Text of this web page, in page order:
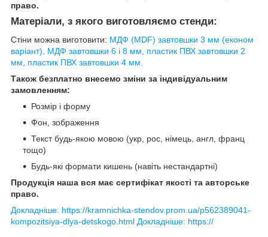
право.
Матеріали, з якого виготовляємо стенди:
Стіни можна виготовити: МДФ (MDF) завтовшки 3 мм (економ
варіант), МДФ завтовшки 6 і 8 мм, пластик ПВХ завтовшки 2
мм, пластик ПВХ завтовшки 4 мм.
Також безплатно внесемо зміни за індивідуальним
замовленням:
Розмір і форму
Фон, зображення
Текст будь-якою мовою (укр, рос, німець, англ, франц
тощо)
Будь-які формати кишень (навіть нестандартні)
Продукція наша вся має сертифікат якості та авторське
право.
Докладніше: https://kramnichka-stendov.prom.ua/p562389041-
kompozitsiya-dlya-detskogo.html Докладніше: https://